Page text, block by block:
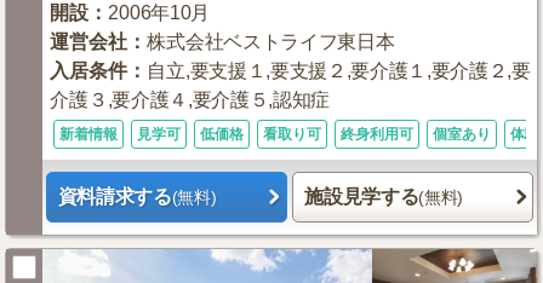
開設 ： 2006年10月
運営会社 ：株式会社ベストライフ東日本
入居条件： 自立,要支援１,要支援２,要介護１,要介護２,要
介護３,要介護４,要介護５,認知症
新着情報 見学可 低価格 看取り可 終身利用可 個室あり 体験
資料請求する(無料) 施設見学する(無料)